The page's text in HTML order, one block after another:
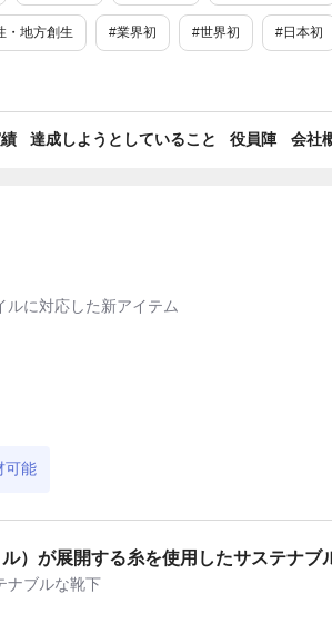
・地方創生 #業界初 #世界初 #日本初
達成しようとしていること 役員陣 会社
に対応した新アイテム
可能
）が展開する糸を使用したサステナブ
ナブルな靴下